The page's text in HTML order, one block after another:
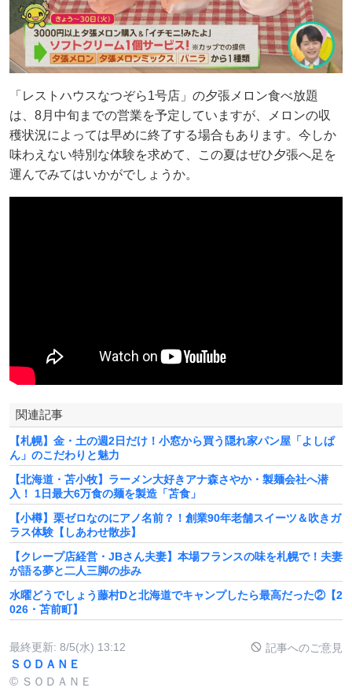
「レストハウスなつぞら1号店」の夕張メロン食べ放題
は、8月中旬までの営業を予定していますが、メロンの収
穫状況によっては早めに終了する場合もあります。今しか
味わえない特別な体験を求めて、この夏はぜひ夕張へ足を
運んでみてはいかがでしょうか。
関連記事
【札幌】金・土の週2日だけ！小窓から買う隠れ家パン屋「よしぱ
ん」のこだわりと魅力
【北海道・苫小牧】ラーメン大好きアナ森さやか・製麺会社へ潜
入！ 1日最大6万食の麺を製造「苫食」
【小樽】栗ゼロなのにアノ名前？！創業90年老舗スイーツ＆吹きガ
ラス体験【しあわせ散歩】
【クレープ店経営・JBさん夫妻】本場フランスの味を札幌で！夫妻
が語る夢と二人三脚の歩み
水曜どうでしょう藤村Dと北海道でキャンプしたら最高だった②【2
026・苫前町】
最終更新: 8/5(水) 13:12 記事へのご意見
ＳＯＤＡＮＥ
© ＳＯＤＡＮＥ